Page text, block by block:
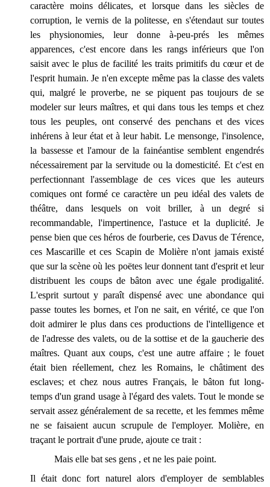
caractère moins délicates, et lorsque dans les siècles de
corruption, le vernis de la politesse, en s'étendaut sur toutes
les physionomies, leur donne à-peu-prés les mêmes
apparences, c'est encore dans les rangs inférieurs que l'on
saisit avec le plus de facilité les traits primitifs du cœur et de
l'esprit humain. Je n'en excepte même pas la classe des valets
qui, malgré le proverbe, ne se piquent pas toujours de se
modeler sur leurs maîtres, et qui dans tous les temps et chez
tous les peuples, ont conservé des penchans et des vices
inhérens à leur état et à leur habit. Le mensonge, l'insolence,
la bassesse et l'amour de la fainéantise semblent engendrés
nécessairement par la servitude ou la domesticité. Et c'est en
perfectionnant l'assemblage de ces vices que les auteurs
comiques ont formé ce caractère un peu idéal des valets de
théâtre, dans lesquels on voit briller, à un degré si
recommandable, l'impertinence, l'astuce et la duplicité. Je
pense bien que ces héros de fourberie, ces Davus de Térence,
ces Mascarille et ces Scapin de Molière n'ont jamais existé
que sur la scène où les poëtes leur donnent tant d'esprit et leur
distribuent les coups de bâton avec une égale prodigalité.
L'esprit surtout y paraît dispensé avec une abondance qui
passe toutes les bornes, et l'on ne sait, en vérité, ce que l'on
doit admirer le plus dans ces productions de l'intelligence et
de l'adresse des valets, ou de la sottise et de la gaucherie des
maîtres. Quant aux coups, c'est une autre affaire ; le fouet
était bien réellement, chez les Romains, le châtiment des
esclaves; et chez nous autres Français, le bâton fut long-
temps d'un grand usage à l'égard des valets. Tout le monde se
servait assez généralement de sa recette, et les femmes même
ne se faisaient aucun scrupule de l'employer. Molière, en
traçant le portrait d'une prude, ajoute ce trait :
Mais elle bat ses gens , et ne les paie point.
Il était donc fort naturel alors d'employer de semblables